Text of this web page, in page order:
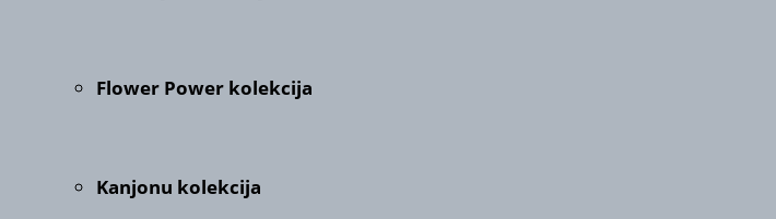
Flower Power kolekcija
Kanjonu kolekcija